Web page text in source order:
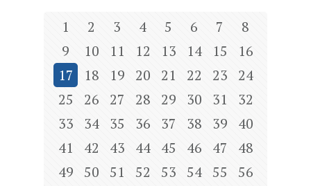
1 2 3 4 5 6 7
8
9
10 11 12 13 14 15
16
17
18 19 20 21 22 23
24
25
26 27 28 29 30 31
32
33
34 35 36 37 38 39
40
41
42 43 44 45 46 47
48
49
50 51 52 53 54 55
56